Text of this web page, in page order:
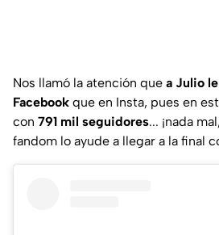
Nos llamó la atención que a Julio
Facebook que en Insta, pues en
con 791 mil seguidores... ¡nada
fandom lo ayude a llegar a la final